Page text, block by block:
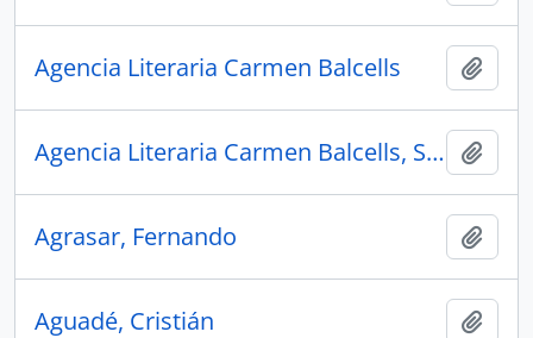
Agencia Literaria Carmen Balcells
Agencia Literaria Carmen Balcells, S.A.
Agrasar, Fernando
Aguadé, Cristián